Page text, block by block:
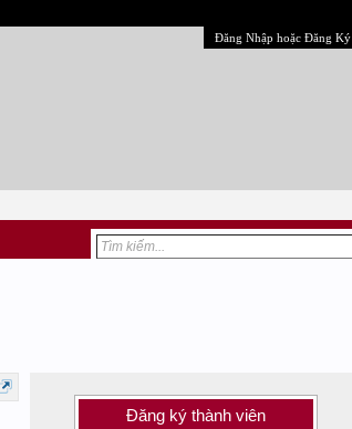
Đăng Nhập hoặc Đăng Ký
Đăng ký thành viên